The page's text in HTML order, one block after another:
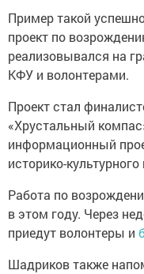
Пример такой
проект по
реализовывался на
КФУ и волонтерами.
Проект стал
«Хрустальный
информационный
историко-
Работа по
в этом году. Через
приедут волонтеры и
Шадриков также